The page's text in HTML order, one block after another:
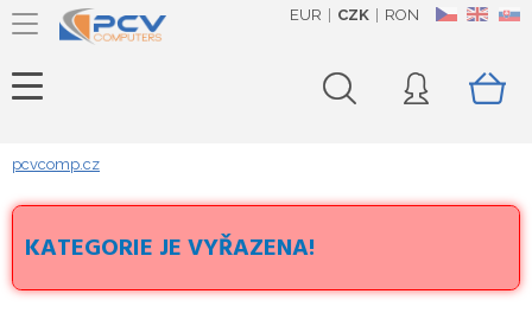
CZ EN SK
EUR CZK RON
pcvcomp.cz
KATEGORIE JE VYŘAZENA!